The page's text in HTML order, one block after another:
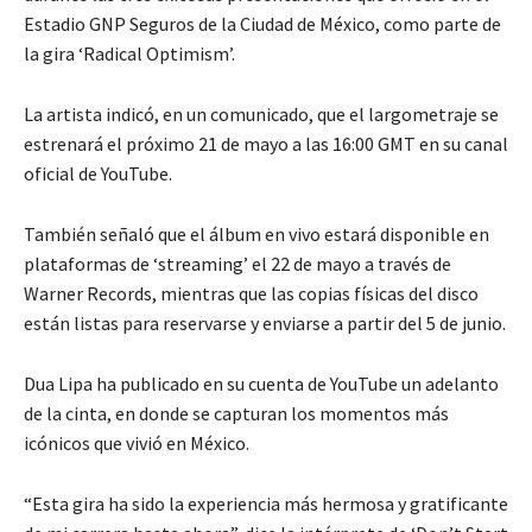
Estadio GNP Seguros de la Ciudad de México, como parte de
la gira ‘Radical Optimism’.
La artista indicó, en un comunicado, que el largometraje se
estrenará el próximo 21 de mayo a las 16:00 GMT en su canal
oficial de YouTube.
También señaló que el álbum en vivo estará disponible en
plataformas de ‘streaming’ el 22 de mayo a través de
Warner Records, mientras que las copias físicas del disco
están listas para reservarse y enviarse a partir del 5 de junio.
Dua Lipa ha publicado en su cuenta de YouTube un adelanto
de la cinta, en donde se capturan los momentos más
icónicos que vivió en México.
“Esta gira ha sido la experiencia más hermosa y gratificante